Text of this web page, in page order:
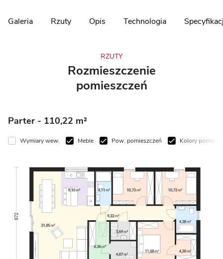
Galeria Rzuty Opis Technologia
RZUTY
Rozmieszczenie
pomieszczeń
Parter - 110,22 m²
Wymiary wew. Meble Pow. pomieszczeń Kolory pomieszczeń